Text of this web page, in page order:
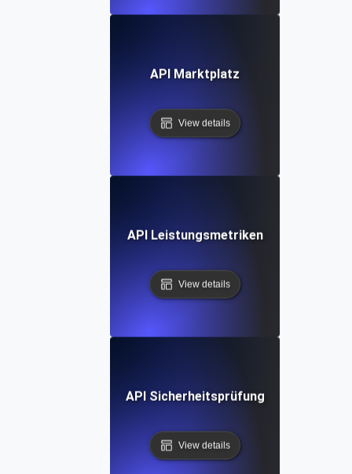
API Marktplatz
View details
API Leistungsmetriken
View details
API Sicherheitsprüfung
View details